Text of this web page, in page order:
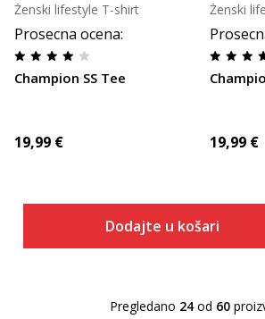
Prosecna ocena:
Champion SS Tee
Ženski lifestyle T-shirt
19,99 €
Dodajte u košaricu
Ženski
19,99 €
Pregledano 24od 60